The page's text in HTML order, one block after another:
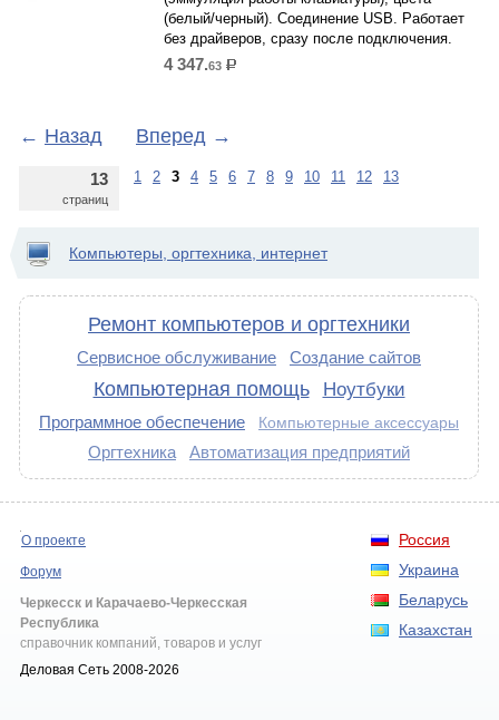
(белый/черный). Соединение USB. Работает
без драйверов, сразу после подключения.
4 347.63 р.
← Назад Вперед →
13
страниц
1 2 3 4 5 6 7 8 9 10 11 12 13
Компьютеры, оргтехника, интернет
Ремонт компьютеров и оргтехники
Сервисное обслуживание Создание сайтов
Компьютерная помощь Ноутбуки
Программное обеспечение Компьютерные аксессуары
Оргтехника Автоматизация предприятий
Россия
Украина
Беларусь
Казахстан
О проекте
Форум
Черкесск и Карачаево-Черкесская
Республика
справочник компаний, товаров и услуг
Деловая Сеть 2008-2026